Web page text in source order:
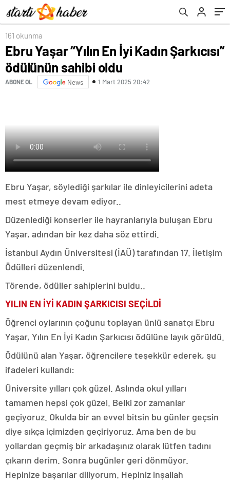
161 okunma
Ebru Yaşar “Yılın En İyi Kadın Şarkıcısı”
ödülünün sahibi oldu
ABONE OL News 1 Mart 2025 20:42
Ebru Yaşar, söylediği şarkılar ile dinleyicilerini adeta
mest etmeye devam ediyor..
Düzenlediği konserler ile hayranlarıyla buluşan Ebru
Yaşar, adından bir kez daha söz ettirdi.
İstanbul Aydın Üniversitesi (İAÜ) tarafından 17. İletişim
Ödülleri düzenlendi.
Törende, ödüller sahiplerini buldu..
YILIN EN İYİ KADIN ŞARKICISI SEÇİLDİ
Öğrenci oylarının çoğunu toplayan ünlü sanatçı Ebru
Yaşar, Yılın En İyi Kadın Şarkıcısı ödülüne layık görüldü.
Ödülünü alan Yaşar, öğrencilere teşekkür ederek, şu
ifadeleri kullandı:
Üniversite yılları çok güzel. Aslında okul yılları
tamamen hepsi çok güzel. Belki zor zamanlar
geçiyoruz. Okulda bir an evvel bitsin bu günler geçsin
diye sıkça içimizden geçiriyoruz. Ama ben de bu
yollardan geçmiş bir arkadaşınız olarak lütfen tadını
çıkarın derim. Sonra bugünler geri dönmüyor.
Hepinize başarılar diliyorum. Hepiniz inşallah